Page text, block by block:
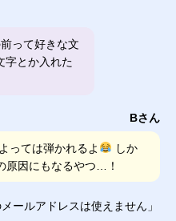
って好きな文
字とか入れた
Bさん
っては弾かれるよ
しか
原因にもなるやつ…！
ールアドレスは使えません」